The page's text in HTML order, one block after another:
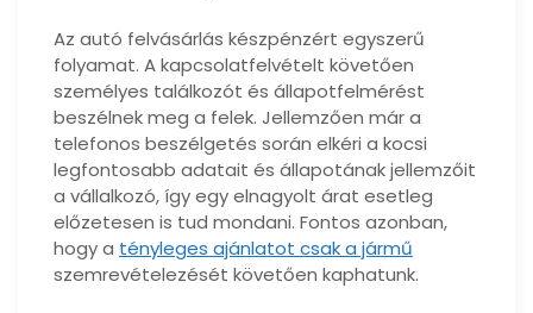
Az autó felvásárlás készpénzért egyszerű
folyamat. A kapcsolatfelvételt követően
személyes találkozót és állapotfelmérést
beszélnek meg a felek. Jellemzően már a
telefonos beszélgetés során elkéri a kocsi
legfontosabb adatait és állapotának jellemzőit
a vállalkozó, így egy elnagyolt árat esetleg
előzetesen is tud mondani. Fontos azonban,
hogy a tényleges ajánlatot csak a jármű
szemrevételezését követően kaphatunk.